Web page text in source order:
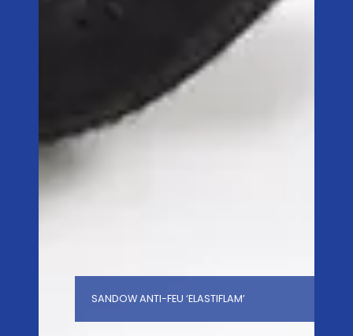
SANDOW ANTI-FEU ‘ELASTIFLAM’